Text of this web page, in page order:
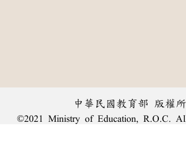
中華民國教育部 版權
©2021 Ministry of Education, R.O.C.